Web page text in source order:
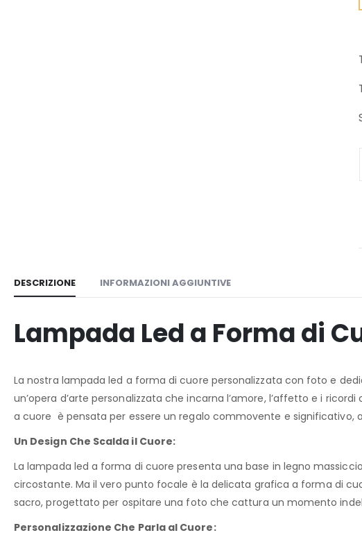
DESCRIZIONE INFORMAZIONI AGGIUNTIVE
Lampada Led a Forma di
La nostra lampada led a forma di cuore personalizzata con foto e
un’opera d’arte personalizzata che incarna l’amore, l’affetto e i
a cuore è pensata per essere un regalo commovente e significativo,
Un Design Che Scalda il Cuore:
Lalampada led a forma di cuore presenta una base in legno
circostante. Ma il vero punto focale è la delicata grafica a forma di
sacro, progettato per ospitare una foto che cattura un momento
Personalizzazione Che Parla al Cuore: